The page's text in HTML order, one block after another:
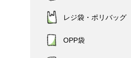
レジ袋・ポリバッグ
OPP袋